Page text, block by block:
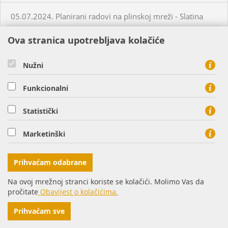
05.07.2024. Planirani radovi na plinskoj mreži - Slatina
03.07.2024. Planirani radovi na plinskoj mreži - Višnjevac
03.07.2024. Planirani radovi na plinskoj mreži - Virovitica
03.07.2024. Planirani radovi na plinskoj mreži - Pakrac
03.07.2024. - 04.07.2024. - Planirani radovi na plinskoj
03.07.2024. Neplanirani radovi na plinskoj mreži - Lozan
Ova stranica upotrebljava kolačiće
Nužni
Funkcionalni
Statistički
Marketinški
Prihvaćam odabrane
Na ovoj mrežnoj stranci koriste se kolačići. Molimo Vas da
pročitate Obavijest o kolačićima.
Prihvaćam sve